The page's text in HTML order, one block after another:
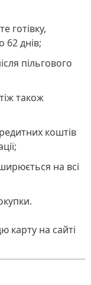
готівку,
62 днів;
пільгового
також
коштів
на всі
карту на сайті